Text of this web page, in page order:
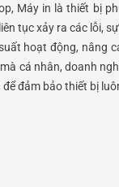
Máy in là thiết bị
tục xảy ra các lỗi,
hoạt động, nâng
mà cá nhân, doanh
đảm bảo thiết bị